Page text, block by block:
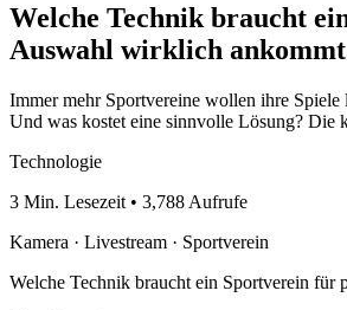
Welche Technik braucht
Auswahl wirklich
Immer mehr Sportvereine wollen ihre Spiele
Und was kostet eine sinnvolle Lösung? Die
Technologie
3 Min. Lesezeit • 3,788 Aufrufe
Kamera · Livestream · Sportverein
Welche Technik braucht ein Sportverein für